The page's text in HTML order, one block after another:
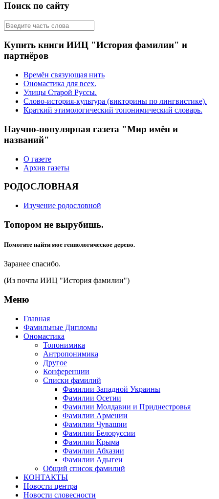
Поиск по сайту
Купить книги ИИЦ "История фамилии" и
партнёров
Времён связующая нить
Ономастика для всех.
Улицы Старой Руссы.
Слово-история-культура (викторины по лингвистике).
Краткий этимологический топонимический словарь.
Научно-популярная газета "Мир имён и
названий"
О газете
Архив газеты
РОДОСЛОВНАЯ
Изучение родословной
Топором не вырубишь.
Помогите найти мое гениологическое дерево.
Заранее спасибо.
(Из почты ИИЦ "История фамилии")
Меню
Главная
Фамильные Дипломы
Ономастика
Топонимика
Антропонимика
Другое
Конференции
Списки фамилий
Фамилии Западной Украины
Фамилии Осетии
Фамилии Молдавии и Приднестровья
Фамилии Армении
Фамилии Чувашии
Фамилии Белоруссии
Фамилии Крыма
Фамилии Абхазии
Фамилии Адыгеи
Общий список фамилий
КОНТАКТЫ
Новости центра
Новости словесности